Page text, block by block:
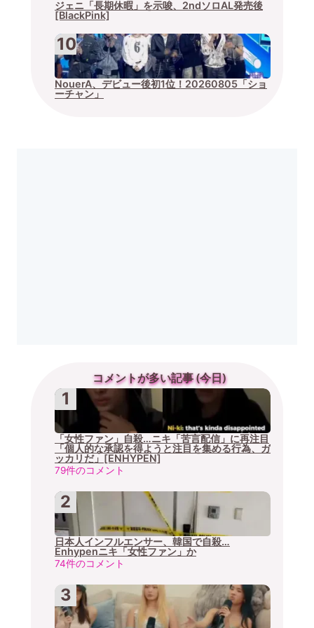
ジェニ「長期休暇」を示唆、2ndソロAL発売後
[BlackPink]
NouerA、デビュー後初1位！20260805「ショ
ーチャン」
コメントが多い記事 (今日)
「女性ファン」自殺…ニキ「苦言配信」に再注目
「個人的な承認を得ようと注目を集める行為、ガ
ッカリだ」[ENHYPEN]
79件のコメント
日本人インフルエンサー、韓国で自殺…
Enhypenニキ「女性ファン」か
74件のコメント